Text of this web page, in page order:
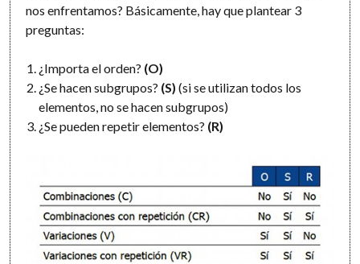
nos enfrentamos? Básicamente, hay que plantear 3
preguntas:
¿Importa el orden? (O)
¿Se hacen subgrupos? (S) (si se utilizan todos los
elementos, no se hacen subgrupos)
¿Se pueden repetir elementos? (R)